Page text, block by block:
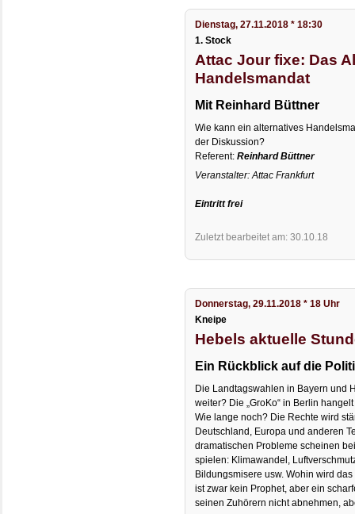
Dienstag, 27.11.2018 * 18:30
1. Stock
Attac Jour fixe: Das
Handelsmandat
Mit Reinhard Büttner
Wie kann ein alternatives
der Diskussion?
Referent:Reinhard Büttner
Veranstalter: Attac Frankfurt
Eintritt frei
Zuletzt bearbeitet am: 30.10.18
Donnerstag, 29.11.2018 * 18 Uhr
Kneipe
Hebels aktuelle
Ein Rückblick auf die
Die Landtagswahlen in Bayern und
weiter? Die „GroKo“ in Berlin
Wie lange noch? Die Rechte wird
Deutschland, Europa und anderen
dramatischen Probleme scheinen
spielen: Klimawandel,
Bildungsmisere usw. Wohin wird
ist zwar kein Prophet, aber ein
seinen Zuhörern nicht abnehmen,